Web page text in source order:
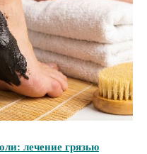
лечение грязью